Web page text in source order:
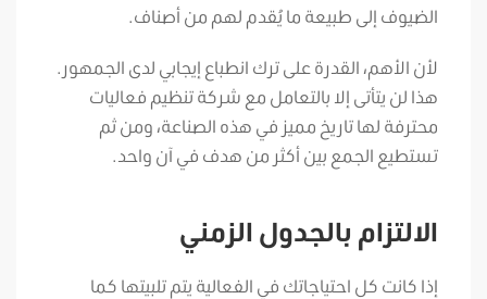
الضيوف إلى طبيعة ما يُقدم لهم من أصناف.
لأن الأهم، القدرة على ترك انطباع إيجابي لدى الجمهور.
هذا لن يتأتى إلا بالتعامل مع شركة تنظيم فعاليات
محترفة لها تاريخ مميز في هذه الصناعة، ومن ثم
تستطيع الجمع بين أكثر من هدف في آن واحد.
الالتزام بالجدول الزمني
إذا كانت كل احتياجاتك في الفعالية يتم تلبيتها كما